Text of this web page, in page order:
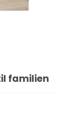
familien